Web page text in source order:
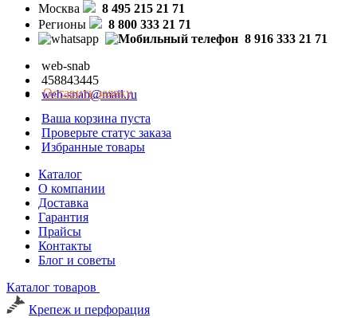
Москва
8 495 215 21 71
Регионы
8 800 333 21 71
8 916 333 21 71
web-snab
458843445
web-snab@mail.ru
Оставить заявку
Ваша корзина пуста
Проверьте статус заказа
Избранные товары
Каталог
О компании
Доставка
Гарантия
Прайсы
Контакты
Блог и советы
Каталог товаров
Крепеж и перфорация